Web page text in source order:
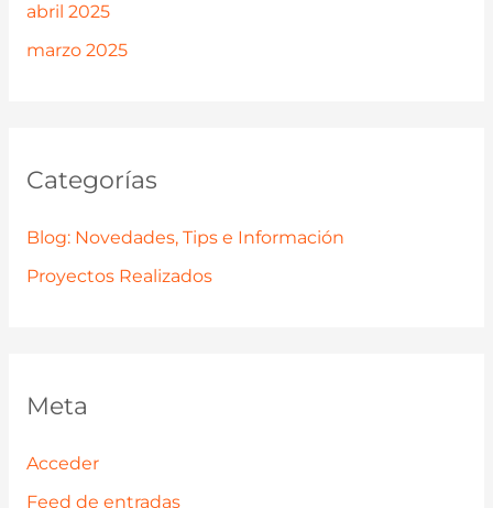
abril 2025
marzo 2025
Categorías
Blog: Novedades, Tips e Información
Proyectos Realizados
Meta
Acceder
Feed de entradas